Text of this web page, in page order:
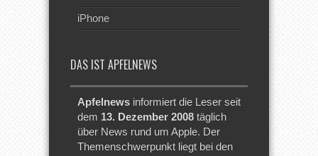
iPhone
DAS IST APFELNEWS
Apfelnews informiert die Leser seit
dem 13. Dezember 2008 täglich
über News rund um Apple. Der
Themenschwerpunkt liegt bei den